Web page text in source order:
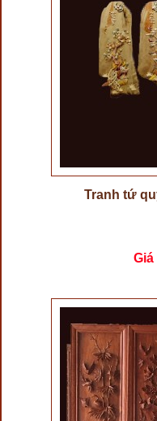
Tranh tứ
Giá